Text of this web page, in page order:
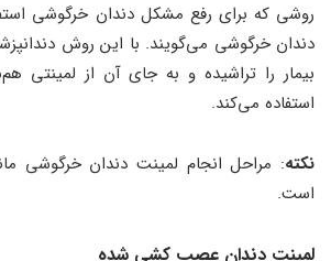
روشی که برای رفع مشکل دندان خرگوشی
دندان خرگوشی می‌گویند. با این روش
بیمار را تراشیده و به جای آن از لمینتی
استفاده می‌کند.
نکته: مراحل انجام لمینت دندان خرگوشی
است.
لمینت دندان عصب کشی شده